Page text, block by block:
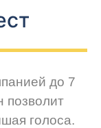
до 7
позволит
голоса.